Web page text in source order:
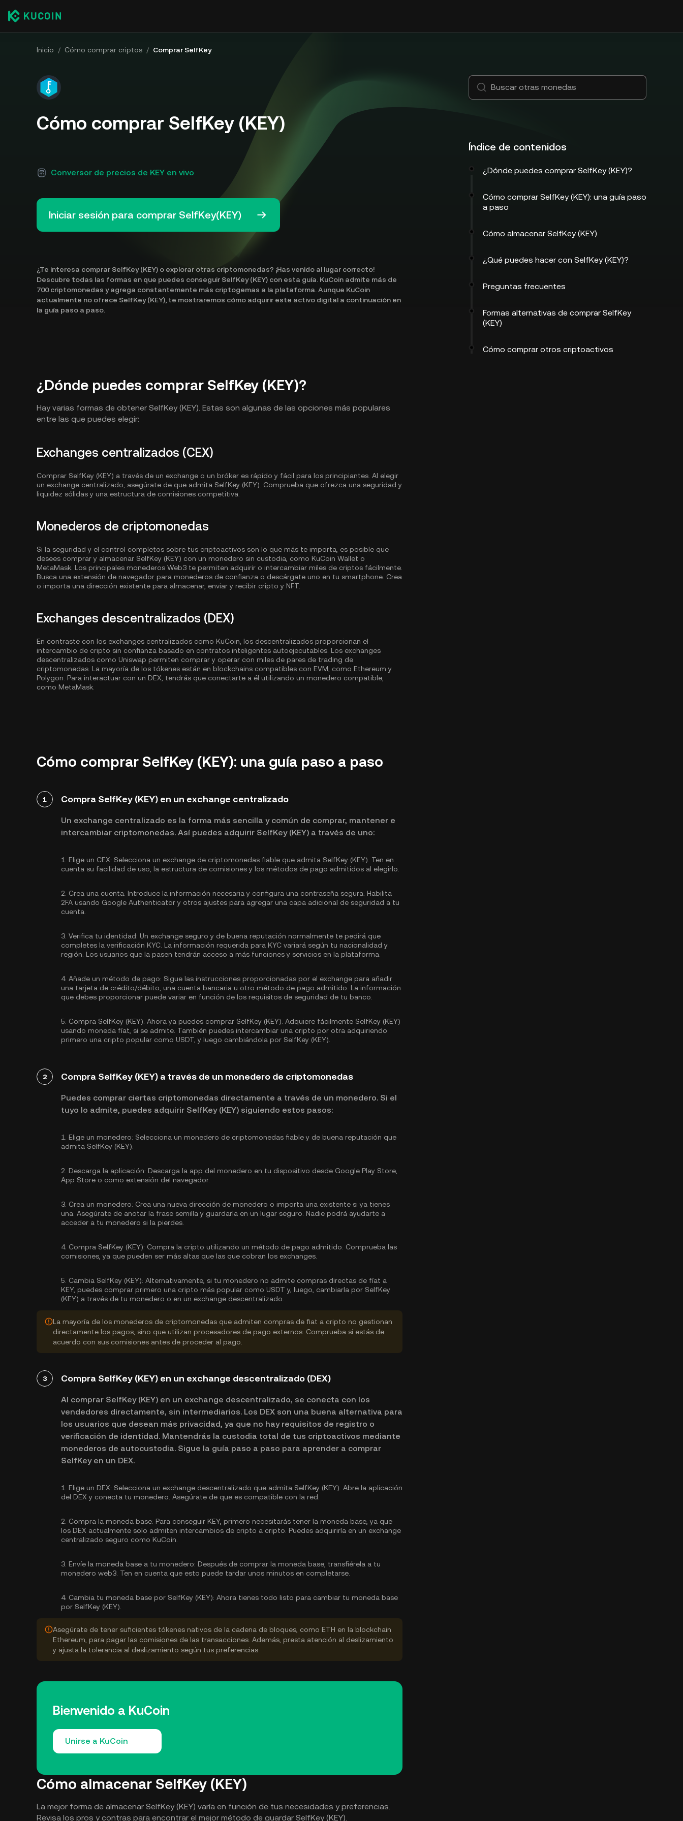
Inicio / Cómo comprar criptos / Comprar SelfKey
Cómo comprar SelfKey (KEY)
Conversor de precios de KEY en vivo
Iniciar sesión para comprar SelfKey(KEY)
¿Te interesa comprar SelfKey (KEY) o explorar otras criptomonedas? ¡Has venido al lugar correcto!
Descubre todas las formas en que puedes conseguir SelfKey (KEY) con esta guía. KuCoin admite más de
700 criptomonedas y agrega constantemente más criptogemas a la plataforma. Aunque KuCoin
actualmente no ofrece SelfKey (KEY), te mostraremos cómo adquirir este activo digital a continuación en
la guía paso a paso.
¿Dónde puedes comprar SelfKey (KEY)?
Hay varias formas de obtener SelfKey (KEY). Estas son algunas de las opciones más populares
entre las que puedes elegir:
Exchanges centralizados (CEX)
Comprar SelfKey (KEY) a través de un exchange o un bróker es rápido y fácil para los principiantes. Al elegir
un exchange centralizado, asegúrate de que admita SelfKey (KEY). Comprueba que ofrezca una seguridad y
liquidez sólidas y una estructura de comisiones competitiva.
Monederos de criptomonedas
Si la seguridad y el control completos sobre tus criptoactivos son lo que más te importa, es posible que
desees comprar y almacenar SelfKey (KEY) con un monedero sin custodia, como KuCoin Wallet o
MetaMask. Los principales monederos Web3 te permiten adquirir o intercambiar miles de criptos fácilmente.
Busca una extensión de navegador para monederos de confianza o descárgate uno en tu smartphone. Crea
o importa una dirección existente para almacenar, enviar y recibir cripto y NFT.
Exchanges descentralizados (DEX)
En contraste con los exchanges centralizados como KuCoin, los descentralizados proporcionan el
intercambio de cripto sin confianza basado en contratos inteligentes autoejecutables. Los exchanges
descentralizados como Uniswap permiten comprar y operar con miles de pares de trading de
criptomonedas. La mayoría de los tókenes están en blockchains compatibles con EVM, como Ethereum y
Polygon . Para interactuar con un DEX, tendrás que conectarte a él utilizando un monedero compatible,
como MetaMask.
Cómo comprar SelfKey (KEY): una guía paso a paso
1 Compra SelfKey (KEY) en un exchange centralizado
Un exchange centralizado es la forma más sencilla y común de comprar, mantener e
intercambiar criptomonedas. Así puedes adquirir SelfKey (KEY) a través de uno:
1. Elige un CEX: Selecciona un exchange de criptomonedas fiable que admita SelfKey (KEY). Ten en
cuenta su facilidad de uso, la estructura de comisiones y los métodos de pago admitidos al elegirlo.
2. Crea una cuenta: Introduce la información necesaria y configura una contraseña segura. Habilita
2FA usando Google Authenticatory otros ajustes para agregar una capa adicional de seguridad a tu
cuenta.
3. Verifica tu identidad: Un exchange seguro y de buena reputación normalmente te pedirá que
completes la verificación KYC. La información requerida para KYC variará según tu nacionalidad y
región. Los usuarios que la pasen tendrán acceso a más funciones y servicios en la plataforma.
4. Añade un método de pago: Sigue las instrucciones proporcionadas por el exchange para añadir
una tarjeta de crédito/débito, una cuenta bancaria u otro método de pago admitido. La información
que debes proporcionar puede variar en función de los requisitos de seguridad de tu banco.
5. Compra SelfKey (KEY): Ahora ya puedes comprar SelfKey (KEY). Adquiere fácilmente SelfKey (KEY)
usando moneda fíat, si se admite. También puedes intercambiar una cripto por otra adquiriendo
primero una cripto popular como USDT , y luego cambiándola por SelfKey (KEY).
2 Compra SelfKey (KEY) a través de un monedero de criptomonedas
Puedes comprar ciertas criptomonedas directamente a través de un monedero. Si el
tuyo lo admite, puedes adquirir SelfKey (KEY) siguiendo estos pasos:
1. Elige un monedero: Selecciona un monedero de criptomonedas fiable y de buena reputación que
admita SelfKey (KEY).
2. Descarga la aplicación: Descarga la app del monedero en tu dispositivo desde Google Play Store,
App Store o como extensión del navegador.
3. Crea un monedero: Crea una nueva dirección de monedero o importa una existente si ya tienes
una. Asegúrate de anotar la frase semilla y guardarla en un lugar seguro. Nadie podrá ayudarte a
acceder a tu monedero si la pierdes.
4. Compra SelfKey (KEY): Compra la cripto utilizando un método de pago admitido. Comprueba las
comisiones, ya que pueden ser más altas que las que cobran los exchanges.
5. Cambia SelfKey (KEY): Alternativamente, si tu monedero no admite compras directas de fíat a
KEY, puedes comprar primero una cripto más popular como USDT y, luego, cambiarla por SelfKey
(KEY) a través de tu monedero o en un exchange descentralizado.
La mayoría de los monederos de criptomonedas que admiten compras de fiat a cripto no gestionan
directamente los pagos, sino que utilizan procesadores de pago externos. Comprueba si estás de
acuerdo con sus comisiones antes de proceder al pago.
3 Compra SelfKey (KEY) en un exchange descentralizado (DEX)
Al comprar SelfKey (KEY) en un exchange descentralizado, se conecta con los
vendedores directamente, sin intermediarios. Los DEX son una buena alternativa para
los usuarios que desean más privacidad, ya que no hay requisitos de registro o
verificación de identidad. Mantendrás la custodia total de tus criptoactivos mediante
monederos de autocustodia. Sigue la guía paso a paso para aprender a comprar
SelfKey en un DEX.
1. Elige un DEX: Selecciona un exchange descentralizado que admita SelfKey (KEY). Abre la aplicación
del DEX y conecta tu monedero. Asegúrate de que es compatible con la red.
2. Compra la moneda base: Para conseguir KEY, primero necesitarás tener la moneda base, ya que
los DEX actualmente solo admiten intercambios de cripto a cripto. Puedes adquirirla en un exchange
centralizado seguro como KuCoin.
3. Envíe la moneda base a tu monedero: Después de comprar la moneda base, transfiérela a tu
monedero web3. Ten en cuenta que esto puede tardar unos minutos en completarse.
4. Cambia tu moneda base por SelfKey (KEY): Ahora tienes todo listo para cambiar tu moneda base
por SelfKey (KEY).
Asegúrate de tener suficientes tókenes nativos de la cadena de bloques, como ETH en la blockchain
Ethereum, para pagar las comisiones de las transacciones. Además, presta atención al deslizamiento
y ajusta la tolerancia al deslizamiento según tus preferencias.
Bienvenido a KuCoin
Unirse a KuCoin
Cómo almacenar SelfKey (KEY)
La mejor forma de almacenar SelfKey (KEY) varía en función de tus necesidades y preferencias.
Revisa los pros y contras para encontrar el mejor método de guardar SelfKey (KEY).
Índice de contenidos
¿Dónde puedes comprar SelfKey (KEY)?
Cómo comprar SelfKey (KEY): una guía paso
a paso
Cómo almacenar SelfKey (KEY)
¿Qué puedes hacer con SelfKey (KEY)?
Preguntas frecuentes
Formas alternativas de comprar SelfKey
(KEY)
Cómo comprar otros criptoactivos